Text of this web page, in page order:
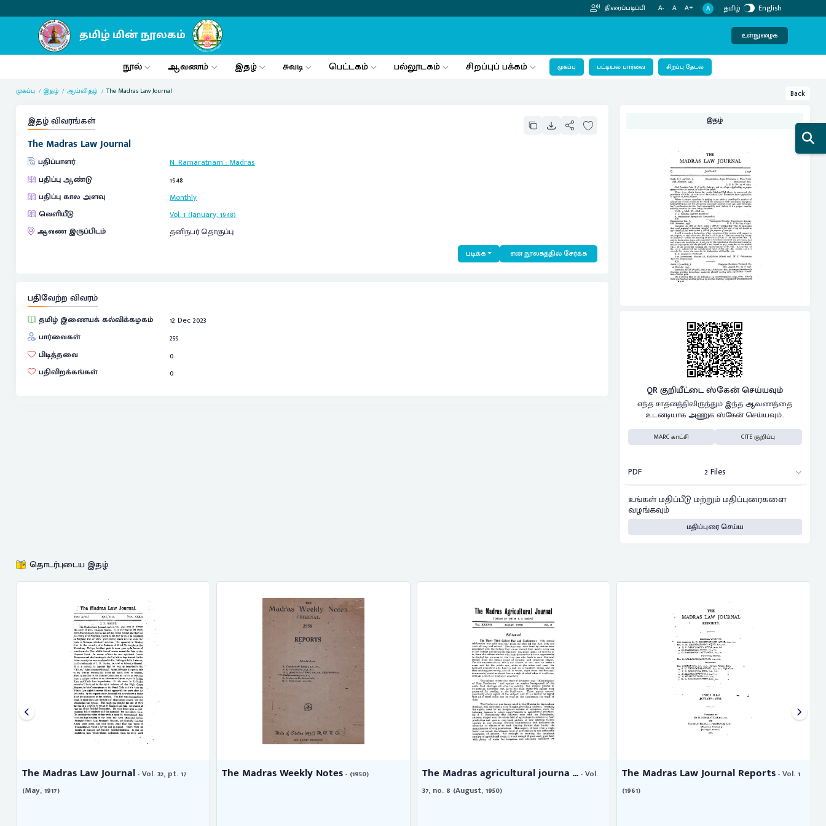
திரைப்படிப்பி A- A A+ A தமிழ் English
உள்நுழைக
நூல் ஆவணம் இதழ் சுவடி பெட்டகம் பல்லூடகம் சிறப்புப் பக்கம் முகப்பு பட்டியல் பார்வை சிறப்பு தேடல்
முகப்பு இதழ் ஆய்விதழ் The Madras Law Journal Back
இதழ் விவரங்கள்
The Madras Law Journal
பதிப்பாளர் N. Ramaratnam:Madras
பதிப்பு ஆண்டு
1948
பதிப்பு கால அளவு
Monthly
வெளியீடு
Vol. 1 (January, 1948)
ஆவண இருப்பிடம்
தனிநபர் தொகுப்பு
படிக்க என் நூலகத்தில் சேர்க்க
பதிவேற்ற விவரம்
தமிழ் இணையக் கல்விக்கழகம்
12 Dec 2023
பார்வைகள்
259
பிடித்தவை
0
பதிவிறக்கங்கள்
0
இதழ்
QR குறியீட்டை ஸ்கேன் செய்யவும்
எந்த சாதனத்திலிருந்தும் இந்த ஆவணத்தை
உடனடியாக அணுக ஸ்கேன் செய்யவும்..
MARC காட்சி CITE குறிப்பு
PDF 2 Files
உங்கள் மதிப்பீடு மற்றும் மதிப்புரைகளை
வழங்கவும்
மதிப்புரை செய்ய
தொடர்புடைய இதழ்
The Madras Law Journal- Vol. 32, pt. 17
(May, 1917)
The Madras Weekly Notes- (1950) The Madras agricultural journa ...- Vol.
37, no. 8 (August, 1950)
The Madras Law Journal Reports- Vol. 1
(1961)